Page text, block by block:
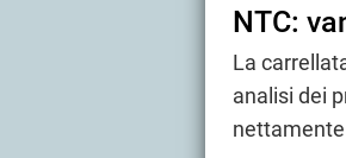
NTC:
La
analisi dei